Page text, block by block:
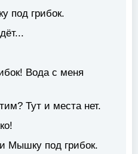
под грибок.
Вода с меня
Тут и места нет.
Мышку под грибок.